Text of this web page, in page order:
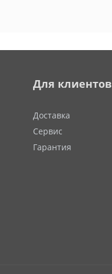
Для клиентов
Доставка
Сервис
Гарантия